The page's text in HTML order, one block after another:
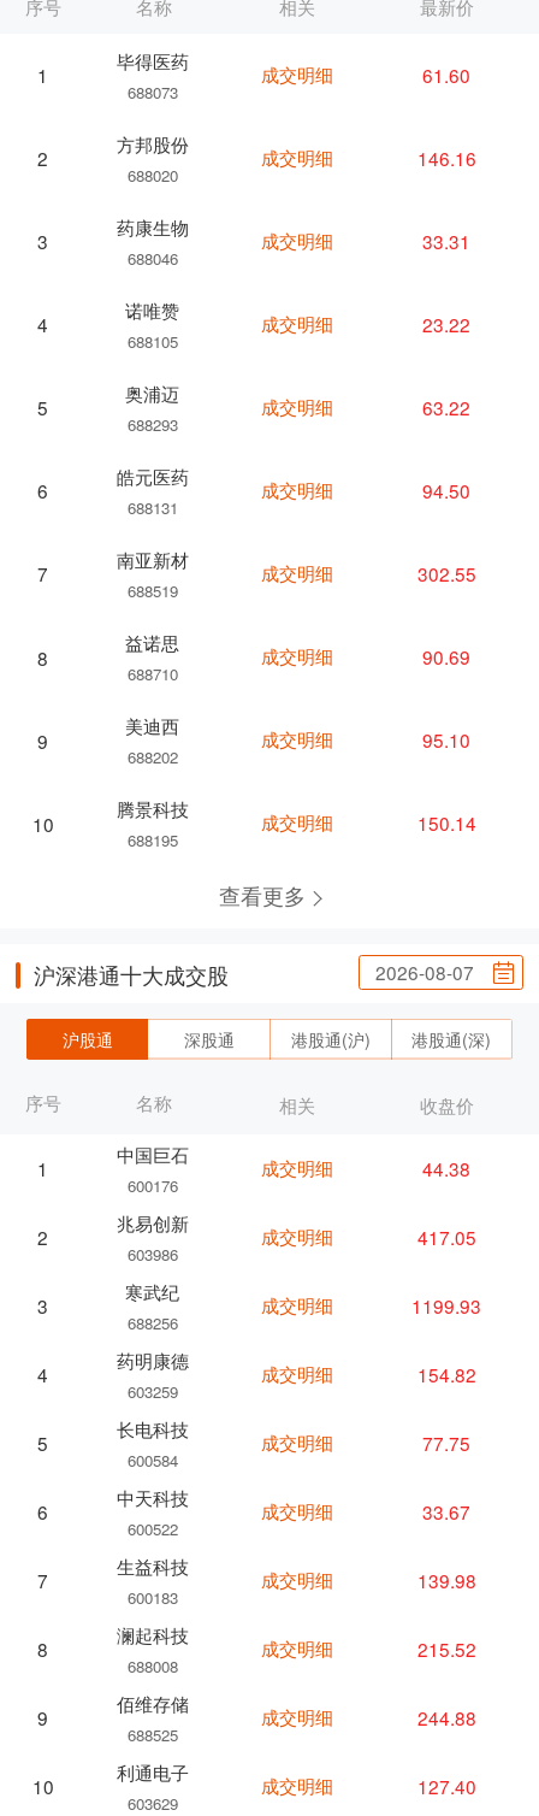
序号 名称
1
毕得医药
688073
2
方邦股份
688020
3
药康生物
688046
4
诺唯赞
688105
5
奥浦迈
688293
6
皓元医药
688131
7
南亚新材
688519
8
益诺思
688710
9
美迪西
688202
10
腾景科技
688195
相关 最新价
成交明细 61.60
成交明细 146.16
成交明细 33.31
成交明细 23.22
成交明细 63.22
成交明细 94.50
成交明细 302.55
成交明细 90.69
成交明细 95.10
成交明细 150.14
查看更多
沪深港通十大成交股 2026-08-07
沪股通 深股通 港股通(沪) 港股通(深)
序号 名称
1
中国巨石
600176
2
兆易创新
603986
3
寒武纪
688256
4
药明康德
603259
5
长电科技
600584
6
中天科技
600522
7
生益科技
600183
8
澜起科技
688008
9
佰维存储
688525
10
利通电子
603629
相关 收盘价
成交明细 44.38
成交明细 417.05
成交明细 1199.93
成交明细 154.82
成交明细 77.75
成交明细 33.67
成交明细 139.98
成交明细 215.52
成交明细 244.88
成交明细 127.40